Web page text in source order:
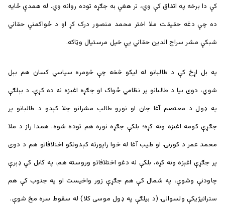
کې دا برخه په اتفاق کې وي، تر هغې به جګړه توده روانه وي. له همدې ځایه
ده چې دغه حقیقت ملا اختر محمد منصور درک کړ او د ځواکمنې حقاني
شبکې مشر سراج الدین حقاني یې خپل مرستيال وټاکه.
په بل اړخ کې د طالبانو له لیکو څخه چې څومره سیاسي کسان هم بېل
شوي، دوی بیا د طالبانو پر نظامي ځواک او جګړه اغېزه نه ده کړې. د بېلګې
په ډول د معتصم آغا جان او نورو طالب مشرانو جلا کېدو د طالبانو پر
جګړې کومه اغېزه ونه کړه؛ بلکې جګړه نوره هم توده شوه. همدا راز د ملا
محمد عمر د کورنۍ او طیب آغا له خوا راپورته کېدونکو اختلافاتو هم د دوی
پر جګړې اغېزه ونه کړه، بلکې له دغو اختلافاتو وروسته هم، په کابل کې ډېرې
چاودنې وشوې، په شمال کې هم جګړې زور واخیست او په جنوب کې هم
ستراتيژيکې ولسوالۍ (د بیلګې په ډول موسی کلا) له سقوط سره مخ شوې.